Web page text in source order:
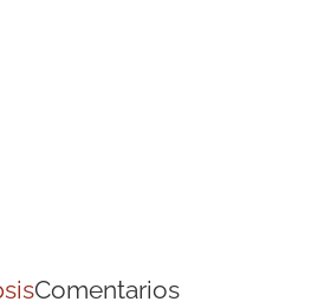
Comentarios